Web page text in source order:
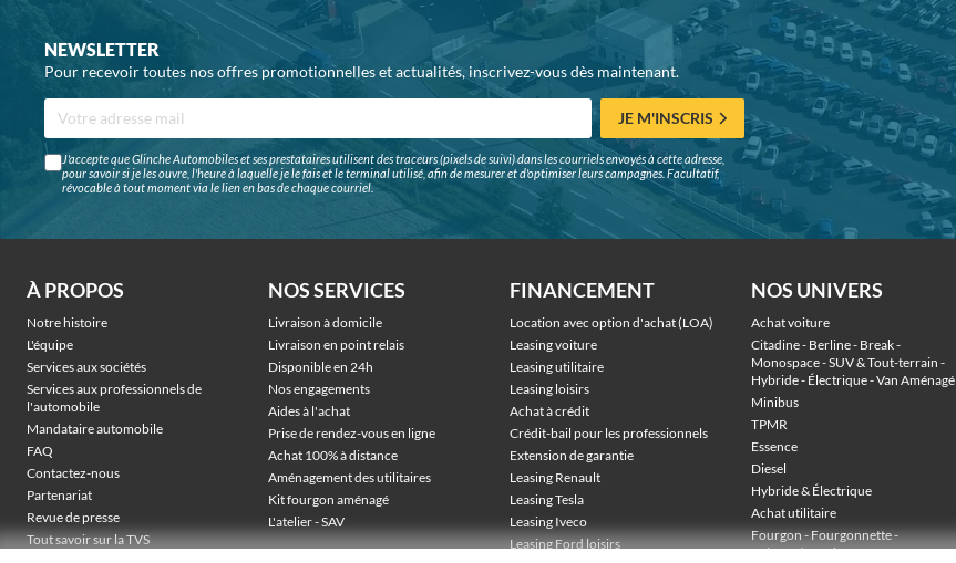
NEWSLETTER
Pour recevoir toutes nos offres promotionnelles et actualités, inscrivez-vous dès maintenant.
JE M'INSCRIS
J'accepte que Glinche Automobiles et ses prestataires utilisent des traceurs (pixels de suivi) dans les courriels envoyés à cette adresse,
pour savoir si je les ouvre, l'heure à laquelle je le fais et le terminal utilisé, afin de mesurer et d'optimiser leurs campagnes. Facultatif,
révocable à tout moment via le lien en bas de chaque courriel.
À PROPOS
Notre histoire
L'équipe
Services aux sociétés
Services aux professionnels de
l'automobile
Mandataire automobile
FAQ
Contactez-nous
Partenariat
Revue de presse
Tout savoir sur la TVS
NOS SERVICES
Livraison à domicile
Livraison en point relais
Disponible en 24h
Nos engagements
Aides à l'achat
Prise de rendez-vous en ligne
Achat 100% à distance
Aménagement des utilitaires
Kit fourgon aménagé
L'atelier - SAV
FINANCEMENT
Location avec option d'achat (LOA)
Leasing voiture
Leasing utilitaire
Leasing loisirs
Achat à crédit
Crédit-bail pour les professionnels
Extension de garantie
Leasing Renault
Leasing Tesla
Leasing Iveco
Leasing Ford loisirs
NOS UNIVERS
Achat voiture
Citadine - Berline - Break -
Monospace - SUV & Tout-terrain -
Hybride - Électrique - Van Aménagé
Minibus
TPMR
Essence
Diesel
Hybride & Électrique
Achat utilitaire
Fourgon - Fourgonnette -
Voiture de société -